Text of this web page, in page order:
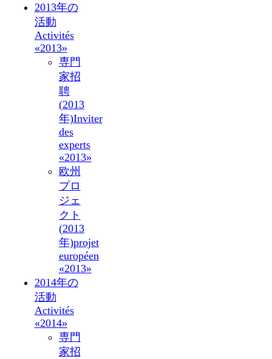
2013年の
活動
Activités
«2013»
専門
家招
聘
(2013
年)Inviter
des
experts
«2013»
欧州
プロ
ジェ
クト
(2013
年)projet
européen
«2013»
2014年の
活動
Activités
«2014»
専門
家招